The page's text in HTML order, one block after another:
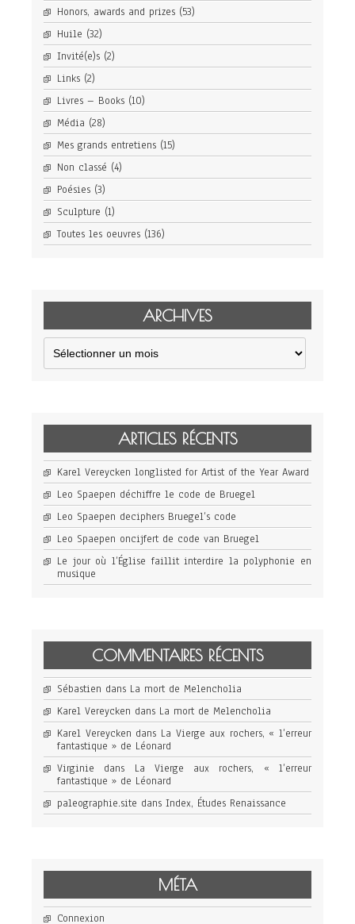
Honors, awards and prizes (53)
Huile (32)
Invité(e)s (2)
Links (2)
Livres – Books (10)
Média (28)
Mes grands entretiens (15)
Non classé (4)
Poésies (3)
Sculpture (1)
Toutes les oeuvres (136)
ARCHIVES
Archives
ARTICLES RÉCENTS
Karel Vereycken longlisted for Artist of the Year Award
Leo Spaepen déchiffre le code de Bruegel
Leo Spaepen deciphers Bruegel’s code
Leo Spaepen oncijfert de code van Bruegel
Le jour où l’Église faillit interdire la polyphonie en
musique
COMMENTAIRES RÉCENTS
Sébastien dans La mort de Melencholia
Karel Vereycken dans La mort de Melencholia
Karel Vereycken dans La Vierge aux rochers, « l’erreur
fantastique » de Léonard
Virginie dans La Vierge aux rochers, « l’erreur
fantastique » de Léonard
paleographie.site dans Index, Études Renaissance
MÉTA
Connexion